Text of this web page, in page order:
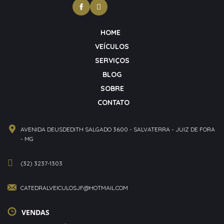
HOME
VEÍCULOS
SERVIÇOS
BLOG
SOBRE
CONTATO
AVENIDA DEUSDEDITH SALGADO 3600 - SALVATERRA - JUIZ DE FORA
- MG
(32) 3237-1303
CATEDRALVEICULOSJF@HOTMAIL.COM
VENDAS